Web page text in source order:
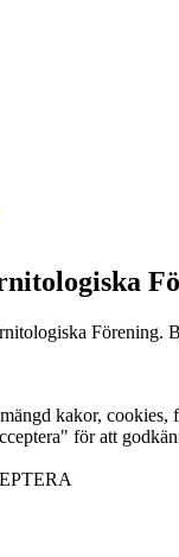
Förening.
kakor, cookies,
för att